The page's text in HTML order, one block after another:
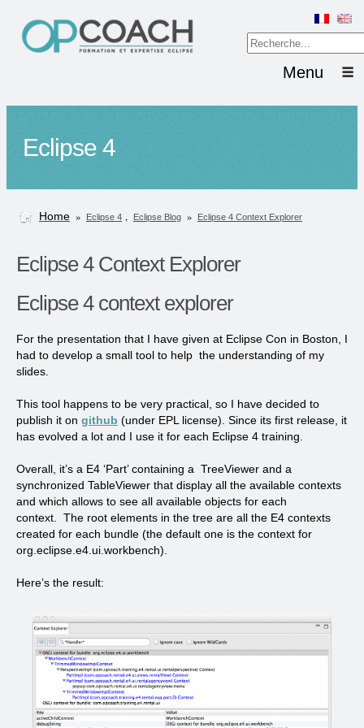
Menu
Eclipse 4
Home » Eclipse 4 , Eclipse Blog » Eclipse 4 Context Explorer
Eclipse 4 Context Explorer
Eclipse 4 context explorer
For the presentation that I have given at Eclipse Con in Boston, I
had to develop a small tool to help the understanding of my
slides.
This tool happens to be very practical, so I have decided to
publish it on github (under EPL license). Since its first release, it
has evolved a lot and I use it for each Eclipse 4 training.
Overall, it’s a E4 ‘Part’ containing a TreeViewer and a
synchronized TableViewer that display all the available contexts
and which allows to see all available objects for each
context. The root elements in the tree are all the E4 contexts
created for each bundle (the default one is the context for
org.eclipse.e4.ui.workbench).
Here’s the result: